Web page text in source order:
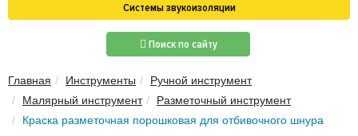
ЭЛЕКТРИКА И ОСВЕЩЕНИЕ
ЗВУКОИЗОЛЯЦИЯ
ТЕПЛОИЗОЛЯЦИЯ
Системы звукоизоляции
Поиск по сайту
Главная Инструменты
Ручной инструмент
Малярный инструмент
Разметочный инструмент
Краска разметочная порошковая для отбивочного шнура